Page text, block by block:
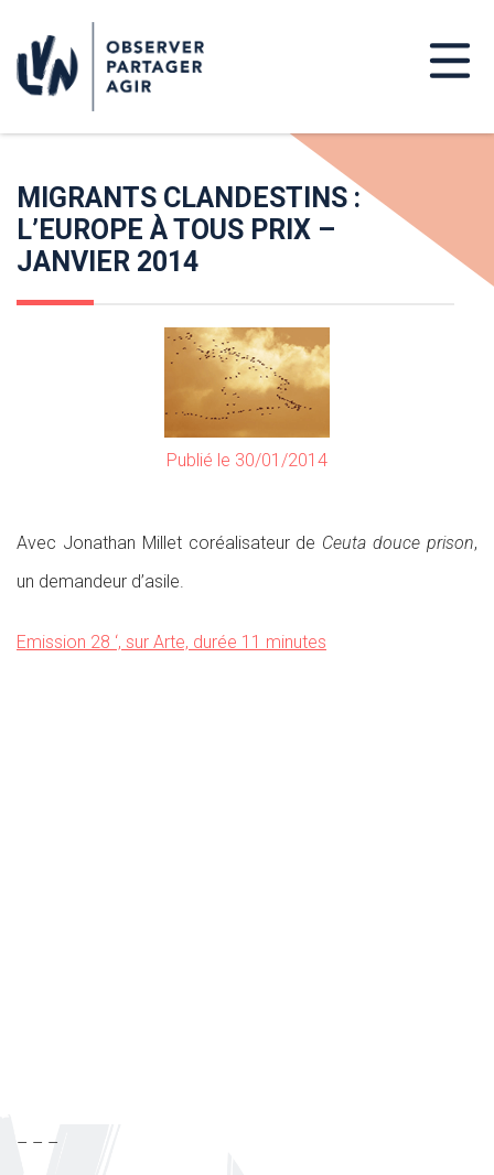
MIGRANTS CLANDESTINS :
L’EUROPE À TOUS PRIX –
JANVIER 2014
Publié le 30/01/2014
Avec Jonathan Millet coréalisateur de Ceuta douce prison,
un demandeur d’asile.
Emission 28 ‘, sur Arte, durée 11 minutes
– – –